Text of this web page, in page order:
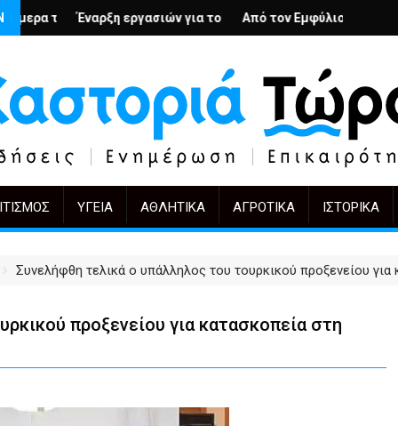
– Ο Άρμιν Βέγκνερ απέναντι στη λήθη
για το Κέντρο Ημέρας Ολικής Φροντίδας στην Καστοριά
Από τον Εμφύλιο στην Πόλωση: το ίδιο έργο,
KIFF 51: Η εικόνα
ΥΓΕΊΑ ΑΘΛΗΤΙΚΆ ΑΓΡΟΤΙΚΆ ΙΣΤΟΡΙΚΆ
Συνελήφθη τελικά ο υπάλληλος του τουρκικού προξενείου
προξενείου για κατασκοπεία στη